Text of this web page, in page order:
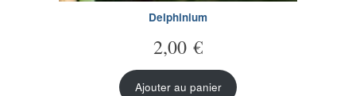
Delphinium
2,00 €
Ajouter au panier